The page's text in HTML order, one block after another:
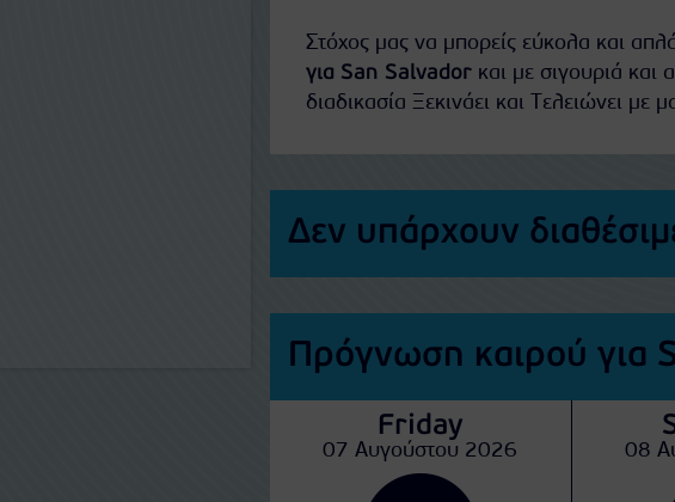
Στόχος μας να μπορείς εύκολα και
για San Salvadorκαι με σιγουριά
διαδικασία Ξεκινάει και Τελειώνει με
Δεν υπάρχουν
Πρόγνωση καιρού για
Friday
07 Αυγούστου 2026 08